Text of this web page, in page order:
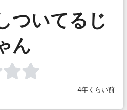
ついてるじ
ん
4年くらい前